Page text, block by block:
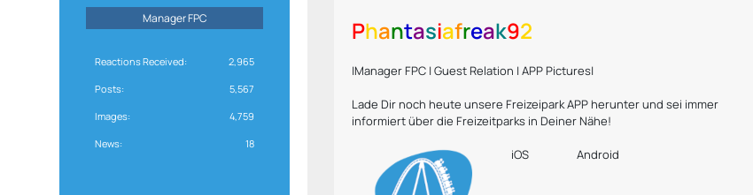
Manager FPC
Reactions Received 2,965
Posts 5,567
Images 4,759
News 18
Phantasiafreak92
|Manager FPC | Guest Relation | APP Pictures|
Lade Dir noch heute unsere Freizeipark APP herunter und sei immer
informiert über die Freizeitparks in Deiner Nähe!
iOS Android